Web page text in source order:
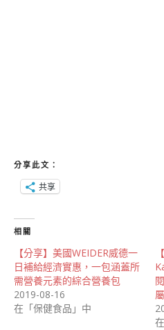
分享此文：
共享
相關
【分享】美國WEIDER威德一
日補給經濟實惠，一包涵蓋所
需營養元素的綜合營養包
2019-08-16
在「保健食品」中